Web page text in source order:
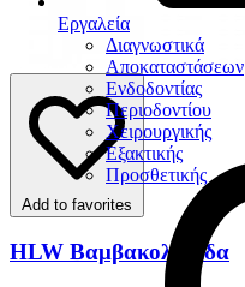
Εργαλεία
Διαγνωστικά
Αποκαταστάσεων
Ενδοδοντίας
Περιοδοντίου
Χειρουργικής
Εξακτικής
Προσθετικής
Add to favorites
HLW Βαμβακολαβίδα